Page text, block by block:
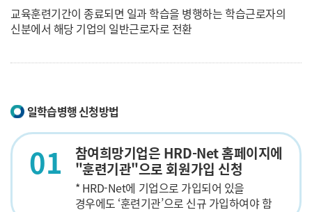
교육훈련기간이 종료되면 일과 학습을 병행하는 학습근로자의
신분에서 해당 기업의 일반근로자로 전환
일학습병행 신청방법
01
참여희망기업은 HRD-Net 홈페이지에
"훈련기관"으로 회원가입 신청
* HRD-Net에 기업으로 가입되어 있을
경우에도 ‘훈련기관’으로 신규 가입하여야 함